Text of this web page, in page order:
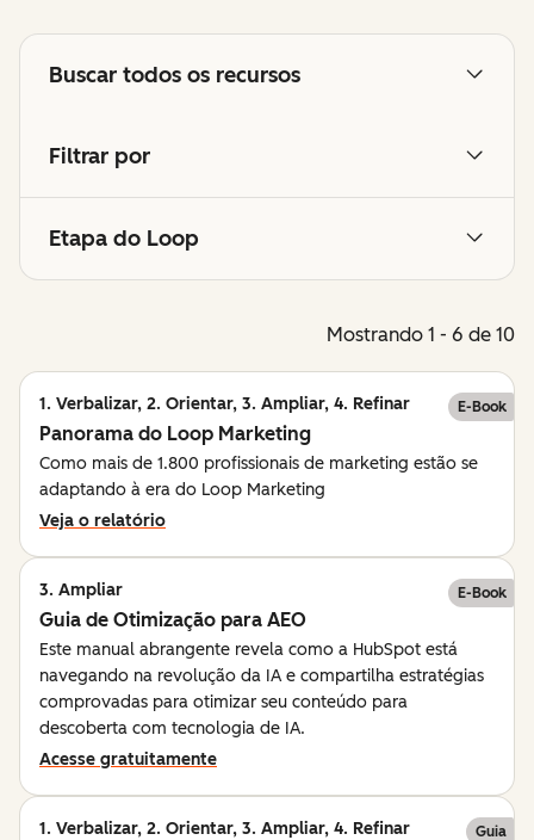
Buscar todos os recursos
Filtrar por
Etapa do Loop
Mostrando 1 - 6 de 10
1. Verbalizar, 2. Orientar, 3. Ampliar, 4. Refinar E-Book
Panorama do Loop Marketing
Como mais de 1.800 profissionais de marketing estão se
adaptando à era do Loop Marketing
Veja o relatório
3. Ampliar E-Book
Guia de Otimização para AEO
Este manual abrangente revela como a HubSpot está
navegando na revolução da IA e compartilha estratégias
comprovadas para otimizar seu conteúdo para
descoberta com tecnologia de IA.
Acesse gratuitamente
1. Verbalizar, 2. Orientar, 3. Ampliar, 4. Refinar Guia